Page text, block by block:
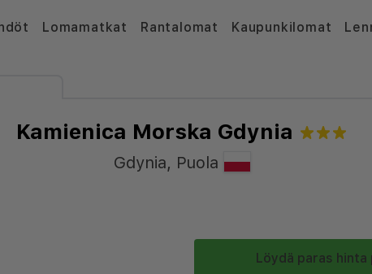
Lomamatkat Rantalomat Kaupunkilomat
Kamienica Morska Gdynia
Gdynia, Puola
Löydä paras